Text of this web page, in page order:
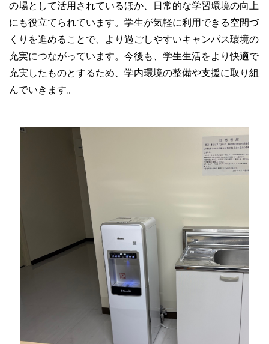
の場として活用されているほか、日常的な学習環境の向上
にも役立てられています。学生が気軽に利用できる空間づ
くりを進めることで、より過ごしやすいキャンパス環境の
充実につながっています。今後も、学生生活をより快適で
充実したものとするため、学内環境の整備や支援に取り組
んでいきます。